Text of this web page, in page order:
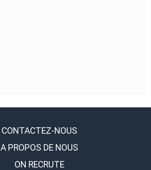
CONTACTEZ-NOUS
A PROPOS DE NOUS
ON RECRUTE